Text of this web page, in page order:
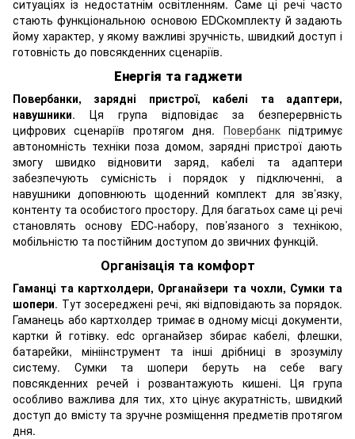
ситуаціях із недостатнім освітленням. Саме ці речі часто
стають функціональною основою EDCкомплекту й задають
йому характер, у якому важливі зручність, швидкий доступ і
готовність до повсякденних сценаріїв.
Енергія та гаджети
Повербанки, зарядні пристрої, кабелі та адаптери,
навушники. Ця група відповідає за безперервність
цифрових сценаріїв протягом дня. Повербанкпідтримує
автономність техніки поза домом, зарядні пристрої дають
змогу швидко відновити заряд, кабелі та адаптери
забезпечують сумісність і порядок у підключенні, а
навушники доповнюють щоденний комплект для зв’язку,
контенту та особистого простору. Для багатьох саме ці речі
становлять основу EDC-набору, пов’язаного з технікою,
мобільністю та постійним доступом до звичних функцій.
Організація та комфорт
Гаманці та картхолдери, Органайзери та чохли, Сумки та
шопери. Тут зосереджені речі, які відповідають за порядок.
Гаманець або картхолдер тримає в одному місці документи,
картки й готівку. edc органайзер збирає кабелі, флешки,
батарейки, мініінструмент та інші дрібниці в зрозумілу
систему. Сумки та шопери беруть на себе вагу
повсякденних речей і розвантажують кишені. Ця група
особливо важлива для тих, хто цінує акуратність, швидкий
доступ до вмісту та зручне розміщення предметів протягом
дня.